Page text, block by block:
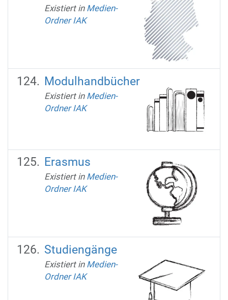
Existiert in Medien-
Ordner IAK
Modulhandbücher
Existiert in Medien-
Ordner IAK
Erasmus
Existiert in Medien-
Ordner IAK
Studiengänge
Existiert in Medien-
Ordner IAK